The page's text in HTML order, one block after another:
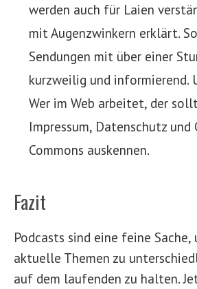
werden auch für Laien
mit Augenzwinkern erklärt.
Sendungen mit über einer
kurzweilig und informierend.
Wer im Web arbeitet, der
Impressum, Datenschutz und
Commons auskennen.
Fazit
Podcasts sind eine feine Sache,
aktuelle Themen zu
auf dem laufenden zu halten.